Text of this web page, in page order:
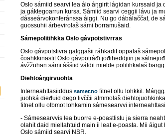
Oslo sámiid searvi lea álo áŋgirit lágidan kurssaid
ja gáktegoarrun kursa. Sámiid searvi ceggii lávu ja
dásseárvokonferánssa áiggi. Nu go dábálaččat, de
guossuhii árbevirolaš sámi borramušaid.
Sámepolitihkka Oslo gávpotstivrras
Oslo gávpotstivra galggašii ráhkadit oppalaš
čoahkkinastit Oslo gávpotráđi jođiheddjiin ja
ávžžuhan sámi áššiid váldit mielde politihkalaš
Diehtoáŋgirvuohta
Interneahttasiiddus samer.no fitnet ollu lohkkit.
juohká dieđuid dego livččii almmolaš
fitnet ollu olbmot lohkamin sámesearvvi
- Sámesearvvis lea buorre e-poastlistu ja sierra
olahit daid miellahtuid main ii leat e-poasta. Mii
Oslo sámiid searvi NSR.